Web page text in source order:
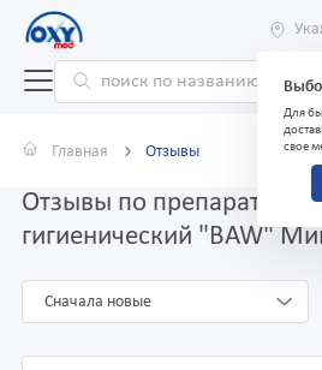
Для
свое
Главная Отзывы
Отзывы по препарату
гигиенический "BAW"
Сначала новые